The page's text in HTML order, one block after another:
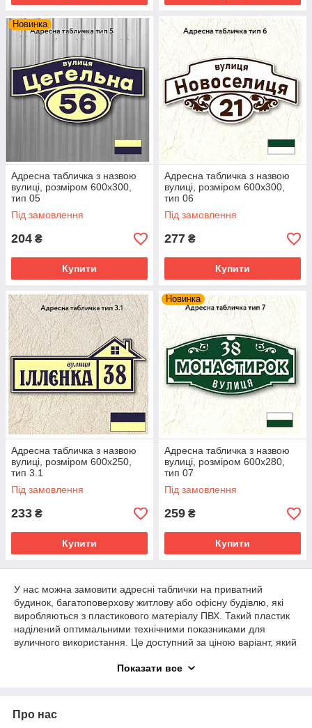
Новинка
Адресна табличка з назвою
вулиці, розміром 600х300,
тип 05
Під замовлення
204 ₴
Купити
Адресна табличка з назвою
вулиці, розміром 600х300,
тип 06
Під замовлення
277 ₴
Купити
Адресна табличка з назвою
вулиці, розміром 600х250,
тип 3.1
Під замовлення
233 ₴
Купити
Новинка
Адресна табличка з назвою
вулиці, розміром 600х280,
тип 07
Під замовлення
259 ₴
Купити
У нас можна замовити адресні таблички на приватний
будинок, багатоповерхову житлову або офісну будівлю, які
виробляються з пластикового матеріалу ПВХ. Такий пластик
наділений оптимальними технічними показниками для
вуличного використання. Це доступний за ціною варіант, який
назвою вулиці відрізняється наступними характеристиками:
- стійкістю до впливу довкілля;
Показати все
Про нас